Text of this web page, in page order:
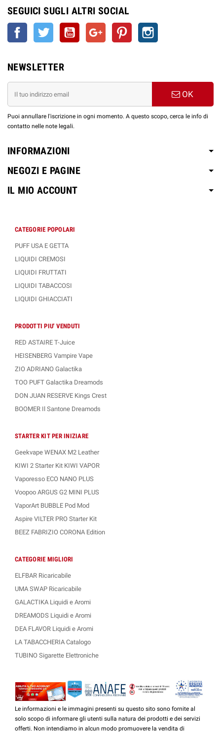
SEGUICI SUGLI ALTRI SOCIAL
Facebook Twitter YouTube Google+ Pinterest
NEWSLETTER
OK
Puoi annullare l'iscrizione in ogni momento. A questo scopo, cerca le info di
contatto nelle note legali.
INFORMAZIONI
NEGOZI E PAGINE
IL MIO ACCOUNT
CATEGORIE POPOLARI
PUFF USA E GETTA
LIQUIDI CREMOSI
LIQUIDI FRUTTATI
LIQUIDI TABACCOSI
LIQUIDI GHIACCIATI
PRODOTTI PIU' VENDUTI
RED ASTAIRE T-Juice
HEISENBERG Vampire Vape
ZIO ADRIANO Galactika
TOO PUFT Galactika Dreamods
DON JUAN RESERVE Kings Crest
BOOMER Il Santone Dreamods
STARTER KIT PER INIZIARE
Geekvape WENAX M2 Leather
KIWI 2 Starter Kit KIWI VAPOR
Vaporesso ECO NANO PLUS
Voopoo ARGUS G2 MINI PLUS
VaporArt BUBBLE Pod Mod
Aspire VILTER PRO Starter Kit
BEEZ FABRIZIO CORONA Edition
CATEGORIE MIGLIORI
ELFBAR Ricaricabile
UMA SWAP Ricaricabile
GALACTIKA Liquidi e Aromi
DREAMODS Liquidi e Aromi
DEA FLAVOR Liquidi e Aromi
LA TABACCHERIA Catalogo
TUBINO Sigarette Elettroniche
Le informazioni e le immagini presenti su questo sito sono fornite al
solo scopo di informare gli utenti sulla natura dei prodotti e dei servizi
offerti. Non intendiamo in alcun modo promuovere la vendita di